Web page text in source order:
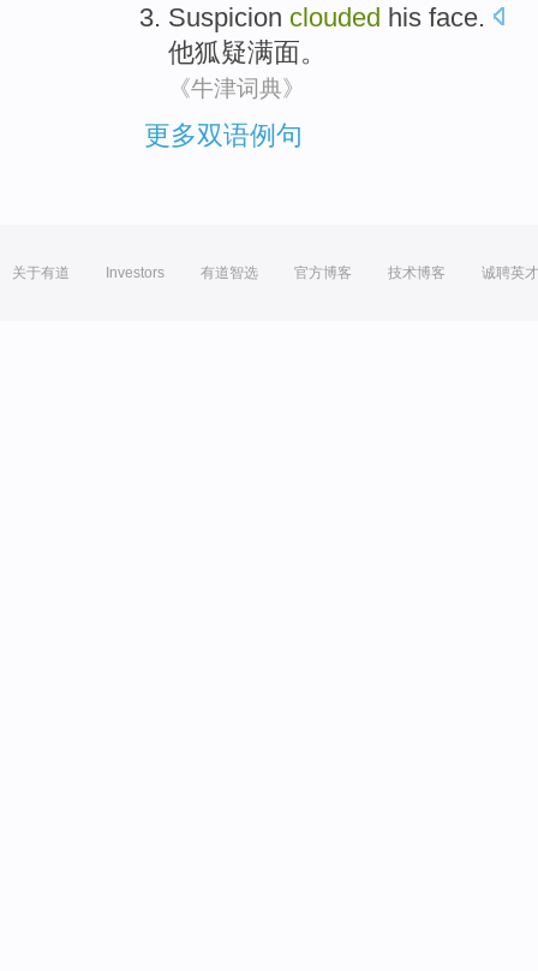
Suspicion clouded his face.
他狐疑满面。
《牛津词典》
更多双语例句
关于有道 Investors 有道智选 官方博客 技术博客 诚聘英才